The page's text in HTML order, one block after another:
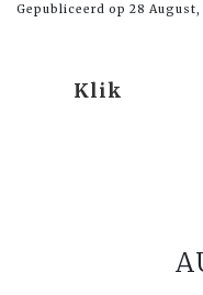
Gepubliceerd op 28 August,
Klik